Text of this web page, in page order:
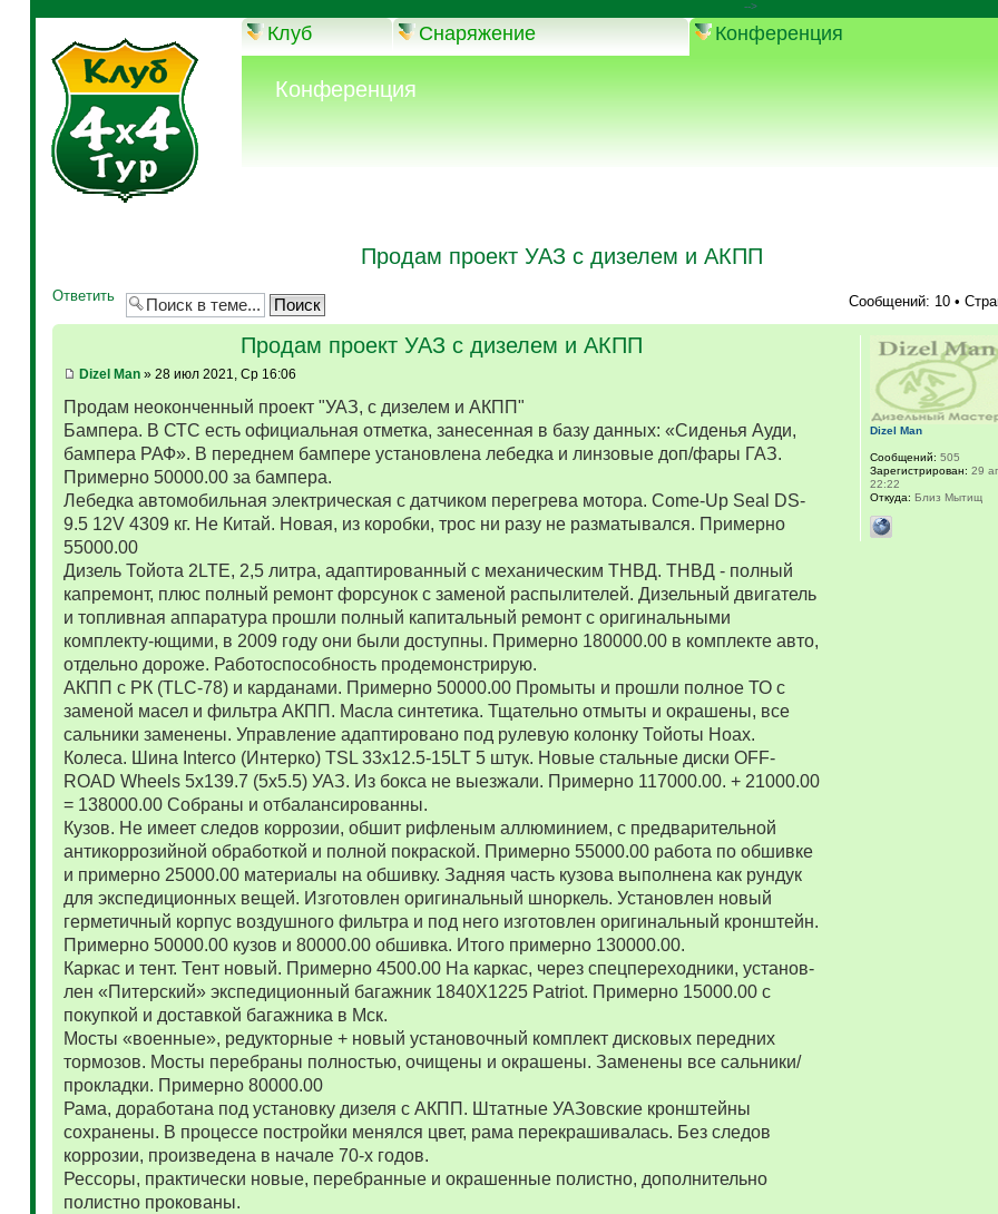
-->
Клуб Снаряжение Конференция
Конференция
Продам проект УАЗ с дизелем и АКПП
Ответить Сообщений: 10 •
Продам проект УАЗ с дизелем и АКПП
Dizel Man» 28 июл 2021, Ср 16:06
Продам неоконченный проект "УАЗ, с дизелем и АКПП"
Бампера. В СТС есть официальная отметка, занесенная в базу данных: «Сиденья Ауди,
бампера РАФ». В переднем бампере установлена лебедка и линзовые доп/фары ГАЗ.
Примерно 50000.00 за бампера.
Лебедка автомобильная электрическая с датчиком перегрева мотора. Come-Up Seal DS-
9.5 12V 4309 кг. Не Китай. Новая, из коробки, трос ни разу не разматывался. Примерно
55000.00
Дизель Тойота 2LTE, 2,5 литра, адаптированный с механическим ТНВД. ТНВД - полный
капремонт, плюс полный ремонт форсунок с заменой распылителей. Дизельный двигатель
и топливная аппаратура прошли полный капитальный ремонт с оригинальными
комплекту-ющими, в 2009 году они были доступны. Примерно 180000.00 в комплекте авто,
отдельно дороже. Работоспособность продемонстрирую.
АКПП с РК (TLC-78) и карданами. Примерно 50000.00 Промыты и прошли полное ТО с
заменой масел и фильтра АКПП. Масла синтетика. Тщательно отмыты и окрашены, все
сальники заменены. Управление адаптировано под рулевую колонку Тойоты Ноах.
Колеса. Шина Interco (Интерко) TSL 33x12.5-15LT 5 штук. Новые стальные диски OFF-
ROAD Wheels 5x139.7 (5x5.5) УАЗ. Из бокса не выезжали. Примерно 117000.00. + 21000.00
= 138000.00 Собраны и отбалансированны.
Кузов. Не имеет следов коррозии, обшит рифленым аллюминием, с предварительной
антикоррозийной обработкой и полной покраской. Примерно 55000.00 работа по обшивке
и примерно 25000.00 материалы на обшивку. Задняя часть кузова выполнена как рундук
для экспедиционных вещей. Изготовлен оригинальный шноркель. Установлен новый
герметичный корпус воздушного фильтра и под него изготовлен оригинальный кронштейн.
Примерно 50000.00 кузов и 80000.00 обшивка. Итого примерно 130000.00.
Каркас и тент. Тент новый. Примерно 4500.00 На каркас, через спецпереходники, установ-
лен «Питерский» экспедиционный багажник 1840Х1225 Patriot. Примерно 15000.00 с
покупкой и доставкой багажника в Мск.
Мосты «военные», редукторные + новый установочный комплект дисковых передних
тормозов. Мосты перебраны полностью, очищены и окрашены. Заменены все сальники/
прокладки. Примерно 80000.00
Рама, доработана под установку дизеля с АКПП. Штатные УАЗовские кронштейны
сохранены. В процессе постройки менялся цвет, рама перекрашивалась. Без следов
коррозии, произведена в начале 70-х годов.
Рессоры, практически новые, перебранные и окрашенные полистно, дополнительно
полистно прокованы.
Dizel Man
Сообщений: 505
Зарегистрирован: 29
22:22
Откуда: Близ Мытищ